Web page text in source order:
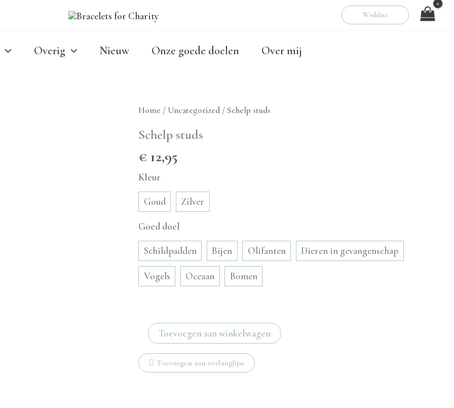
Wishlist
Overig Nieuw Onze goede doelen Over mij
Home / Uncategorized / Schelp studs
Schelp studs
€ 12,95
Kleur
Goud Zilver
Goed doel
Schildpadden Bijen Olifanten Dieren in gevangenschap
Vogels Oceaan Bomen
Schelp
studs
aantal
Toevoegen aan winkelwagen
Toevoegen aan verlanglijst